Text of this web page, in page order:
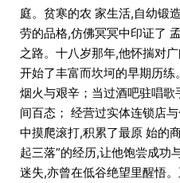
庭。贫寒的农 家生活,自幼锻
劳的品格,仿佛冥冥中印证了
之路。十八岁那年,他怀揣对
开始了丰富而坎坷的早期历
烟火与艰辛；当过酒吧驻唱歌
间百态； 经营过实体连锁店
中摸爬滚打,积累了最原 始的
起三落”的经历,让他饱尝成功
迷失,亦曾在低谷绝望里醒悟